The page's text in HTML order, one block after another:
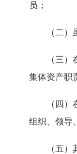
员；
（二）虽
（三）在
集体资产职
（四）在
组织、领导
（五）其